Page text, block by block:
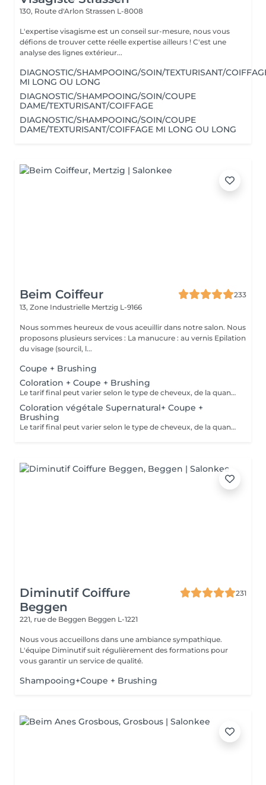
130, Route d'Arlon Strassen L-8008
L'expertise visagisme est un conseil sur-mesure, nous vous
défions de trouver cette réelle expertise ailleurs ! C'est une
analyse des lignes extérieur...
DIAGNOSTIC/SHAMPOOING/SOIN/TEXTURISANT/
MI LONG OU LONG
DIAGNOSTIC/SHAMPOOING/SOIN/COUPE
DAME/TEXTURISANT/COIFFAGE
DIAGNOSTIC/SHAMPOOING/SOIN/COUPE
DAME/TEXTURISANT/COIFFAGE MI LONG OU LONG
Beim Coiffeur
233
13, Zone Industrielle Mertzig L-9166
Nous sommes heureux de vous aceuillir dans notre salon. Nous
proposons plusieurs services : La manucure : au vernis Epilation
du visage (sourcil, l...
Coupe + Brushing
Coloration + Coupe + Brushing
Le tarif final peut varier selon le type de cheveux, de la quantité de produit utilisée et de la création finalement réalisée.
Coloration végétale Supernatural+ Coupe +
Brushing
Le tarif final peut varier selon le type de cheveux, de la quantité de produit utilisée et de la création finalement réalisée.
Diminutif Coiffure
Beggen
231
221, rue de Beggen Beggen L-1221
Nous vous accueillons dans une ambiance sympathique.
L'équipe Diminutif suit régulièrement des formations pour
vous garantir un service de qualité.
Shampooing+Coupe + Brushing